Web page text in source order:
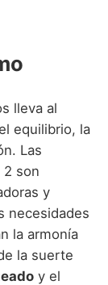
lleva al
equilibrio, la
Las
2 son
y
necesidades
la armonía
la suerte
y el